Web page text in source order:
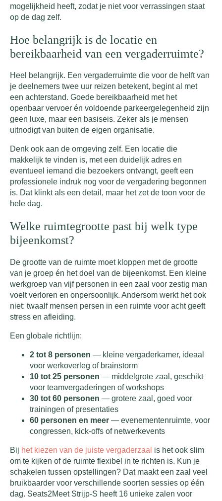
mogelijkheid heeft, zodat je niet voor verrassingen staat
op de dag zelf.
Hoe belangrijk is de locatie en
bereikbaarheid van een vergaderruimte?
Heel belangrijk. Een vergaderruimte die voor de helft van
je deelnemers twee uur reizen betekent, begint al met
een achterstand. Goede bereikbaarheid met het
openbaar vervoer én voldoende parkeergelegenheid zijn
geen luxe, maar een basiseis. Zeker als je mensen
uitnodigt van buiten de eigen organisatie.
Denk ook aan de omgeving zelf. Een locatie die
makkelijk te vinden is, met een duidelijk adres en
eventueel iemand die bezoekers ontvangt, geeft een
professionele indruk nog voor de vergadering begonnen
is. Dat klinkt als een detail, maar het zet de toon voor de
hele dag.
Welke ruimtegrootte past bij welk type
bijeenkomst?
De grootte van de ruimte moet kloppen met de grootte
van je groep én het doel van de bijeenkomst. Een kleine
werkgroep van vijf personen in een zaal voor zestig man
voelt verloren en onpersoonlijk. Andersom werkt het ook
niet: twaalf mensen persen in een ruimte voor acht geeft
stress en afleiding.
Een globale richtlijn:
2 tot 8 personen — kleine vergaderkamer, ideaal
voor werkoverleg of brainstorm
10 tot 25 personen — middelgrote zaal, geschikt
voor teamvergaderingen of workshops
30 tot 60 personen — grotere zaal, goed voor
trainingen of presentaties
60 personen en meer — evenementenruimte, voor
congressen, kick-offs of netwerkevents
Bij het kiezen van de juiste vergaderzaal is het ook slim
om te kijken of de ruimte flexibel in te richten is. Kun je
schakelen tussen opstellingen? Dat maakt een zaal veel
bruikbaarder voor verschillende soorten sessies op één
dag. Seats2Meet Strijp-S heeft 16 unieke zalen voor